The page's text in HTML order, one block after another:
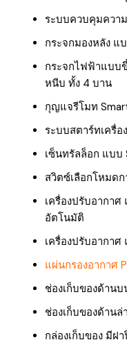
ระบบควบคุมควา
กระจกมองหลัง
กระจกไฟฟ้าแบบ
หนีบ ทั้ง 4 บาน
กุญแจรีโมท
ระบบสตาร์ทเครื่
เซ็นทรัลล็อก แบบ
สวิตซ์เลือกโหมด
เครื่องปรับอากา
อัตโนมัติ
เครื่องปรับอากา
แผ่นกรองอากาศ
ช่องเก็บของด้าน
ช่องเก็บของด้าน
กล่องเก็บของ มีฝ